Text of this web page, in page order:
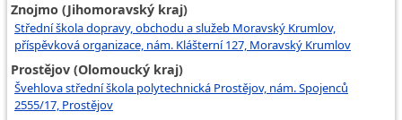
Znojmo (Jihomoravský kraj)
Střední škola dopravy, obchodu a služeb Moravský Krumlov,
příspěvková organizace, nám. Klášterní 127, Moravský Krumlov
Prostějov (Olomoucký kraj)
Švehlova střední škola polytechnická Prostějov, nám. Spojenců
2555/17, Prostějov